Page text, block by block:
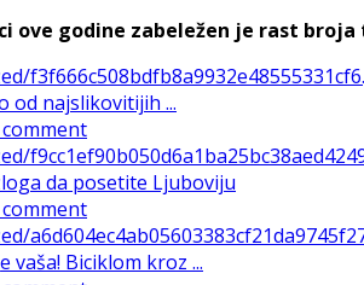
ove godine zabeležen je rast
od najslikovitijih ...
da posetite Ljuboviju
vaša! Biciklom kroz ...